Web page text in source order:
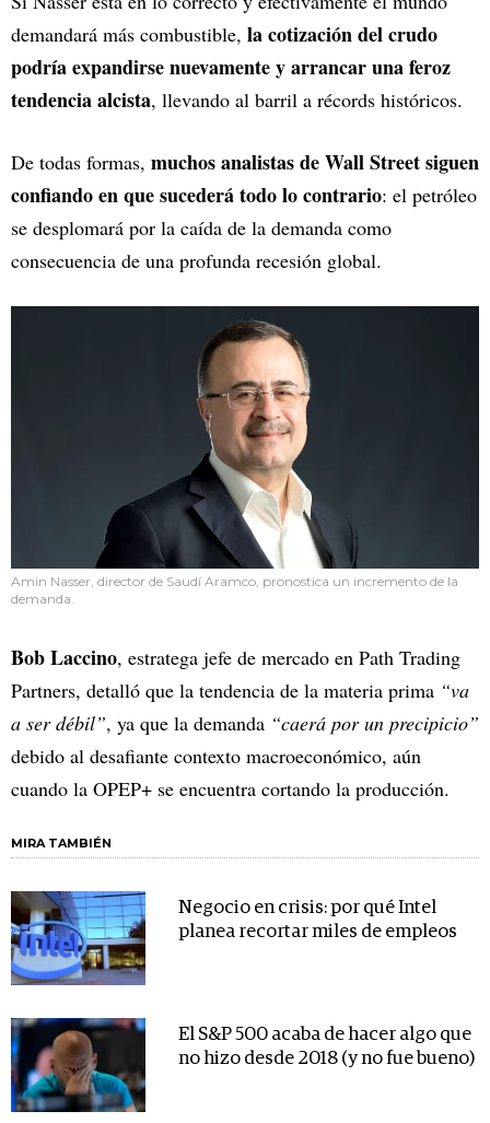
demandará más combustible, la cotización del crudo
podría expandirse nuevamente y arrancar una feroz
tendencia alcista, llevando al barril a récords históricos.
De todas formas, muchos analistas de Wall Street siguen
confiando en que sucederá todo lo contrario: el petróleo
se desplomará por la caída de la demanda como
consecuencia de una profunda recesión global.
Amin Nasser, director de Saudí Aramco, pronostica un incremento de la
demanda.
Bob Laccino, estratega jefe de mercado en Path Trading
Partners, detalló que la tendencia de la materia prima “va
a ser débil”, ya que la demanda “caerá por un precipicio”
debido al desafiante contexto macroeconómico, aún
cuando la OPEP+ se encuentra cortando la producción.
MIRA TAMBIÉN
Negocio en crisis: por qué Intel
planea recortar miles de empleos
El S&P 500 acaba de hacer algo que
no hizo desde 2018 (y no fue bueno)